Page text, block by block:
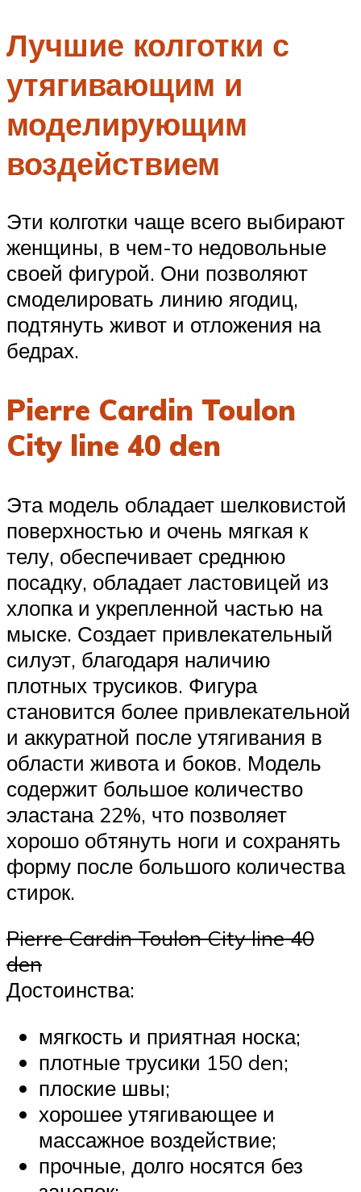
Лучшие колготки с
утягивающим и
моделирующим
воздействием
Эти колготки чаще всего выбирают
женщины, в чем-то недовольные
своей фигурой. Они позволяют
смоделировать линию ягодиц,
подтянуть живот и отложения на
бедрах.
Pierre Cardin Toulon
City line 40 den
Эта модель обладает шелковистой
поверхностью и очень мягкая к
телу, обеспечивает среднюю
посадку, обладает ластовицей из
хлопка и укрепленной частью на
мыске. Создает привлекательный
силуэт, благодаря наличию
плотных трусиков. Фигура
становится более привлекательной
и аккуратной после утягивания в
области живота и боков. Модель
содержит большое количество
эластана 22%, что позволяет
хорошо обтянуть ноги и сохранять
форму после большого количества
стирок.
Pierre Cardin Toulon City line 40
den
Достоинства:
мягкость и приятная носка;
плотные трусики 150 den;
плоские швы;
хорошее утягивающее и
массажное воздействие;
прочные, долго носятся без